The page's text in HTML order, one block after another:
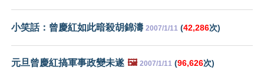
小笑話：曾慶紅如此暗殺胡錦濤 2007/1/11 (42,286次)
元旦曾慶紅搞軍事政變未遂 🖼️ 2007/1/11 (96,626次)